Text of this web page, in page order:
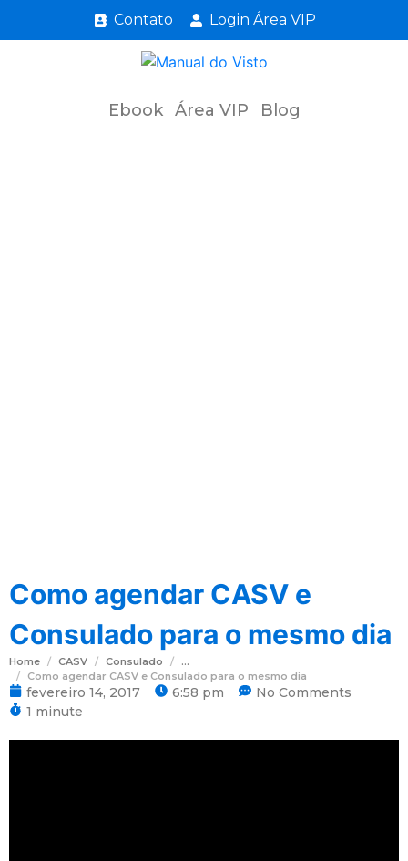
Contato Login Área VIP
Ebook Área VIP Blog
Como agendar CASV e
Consulado para o mesmo dia
Home CASV Consulado
...
Como agendar CASV e Consulado para o mesmo dia
fevereiro 14, 2017 6:58 pm
No Comments
1 minute